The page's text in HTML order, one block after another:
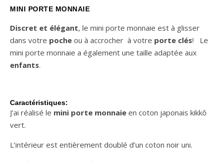
MINI PORTE MONNAIE
Discret et élégant, le mini porte monnaie est à glisser
dans votre poche ou à accrocher à votre porte clés! Le
mini porte monnaie a également une taille adaptée aux
enfants.
Caractéristiques:
J’ai réalisé le mini porte monnaie en coton japonais kikkô
vert.
L’intérieur est entièrement doublé d’un coton noir uni.